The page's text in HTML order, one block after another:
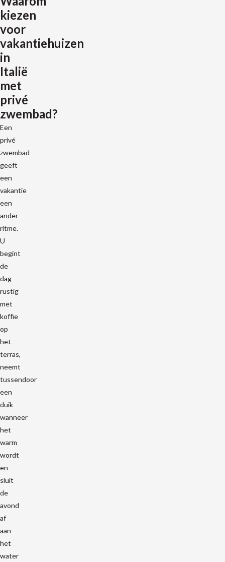
kiezen
voor
vakantiehuizen
in
Italië
met
privé
zwembad?
Een
privé
zwembad
geeft
een
vakantie
een
ander
ritme.
U
begint
de
dag
rustig
met
koffie
op
het
terras,
neemt
tussendoor
een
duik
wanneer
het
warm
wordt
en
sluit
de
avond
af
aan
het
water